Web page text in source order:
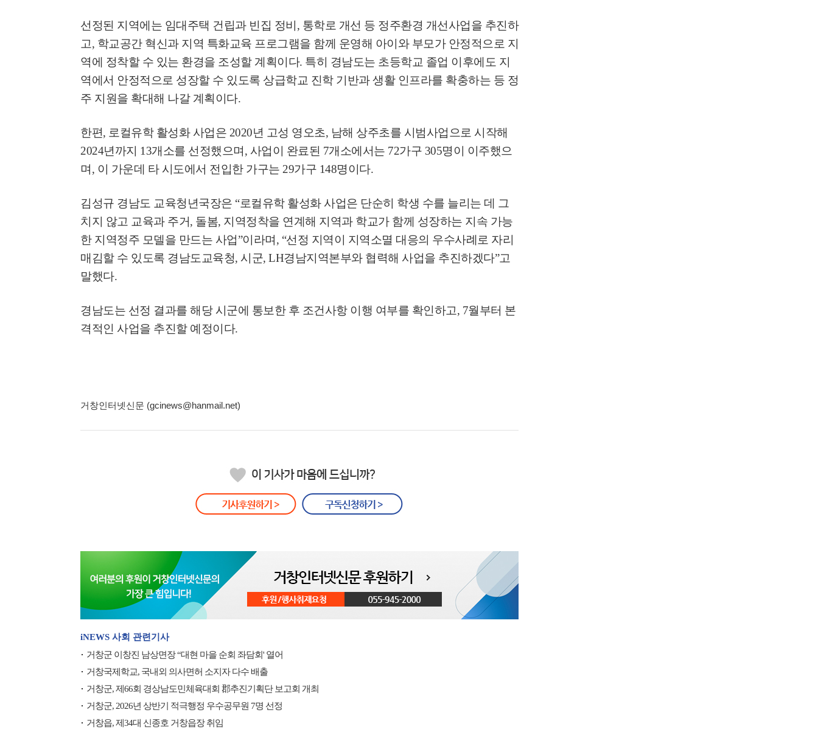
선정된 지역에는 임대주택 건립과 빈집 정비 , 통학로 개선 등 정주환경 개선사업을 추진하
고, 학교공간 혁신과 지역 특화교육 프로그램을 함께 운영해 아이와 부모가 안정적으로 지
역에 정착할 수 있는 환경을 조성할 계획이다. 특히 경남도는 초등학교 졸업 이후에도 지
역에서 안정적으로 성장할 수 있도록 상급학교 진학 기반과 생활 인프라를 확충하는 등 정
주 지원을 확대해 나갈 계획이다.
한편, 로컬유학 활성화 사업은 2020년 고성 영오초, 남해 상주초를 시범사업으로 시작해
2024년까지 13개소를 선정했으며 , 사업이 완료된 7개소에서는 72가구 305명이 이주했으
며 , 이 가운데 타 시도에서 전입한 가구는 29가구 148명이다.
김성규 경남도 교육청년국장은 “로컬유학 활성화 사업은 단순히 학생 수를 늘리는 데 그
치지 않고 교육과 주거, 돌봄, 지역정착을 연계해 지역과 학교가 함께 성장하는 지속 가능
한 지역정주 모델을 만드는 사업”이라며 , “선정 지역이 지역소멸 대응의 우수사례로 자리
매김할 수 있도록 경남도교육청, 시군, LH경남지역본부와 협력해 사업을 추진하겠다”고
말했다.
경남도는 선정 결과를 해당 시군에 통보한 후 조건사항 이행 여부를 확인하고, 7월부터 본
격적인 사업을 추진할 예정이다.
거창인터넷신문 (gcinews@hanmail.net)
iNEWS 사회 관련기사
거창군 이창진 남상면장 “대현 마을 순회 좌담회' 열어
거창국제학교, 국내외 의사면허 소지자 다수 배출
거창군, 제66회 경상남도민체육대회 郡추진기획단 보고회 개최
거창군, 2026년 상반기 적극행정 우수공무원 7명 선정
거창읍, 제34대 신종호 거창읍장 취임